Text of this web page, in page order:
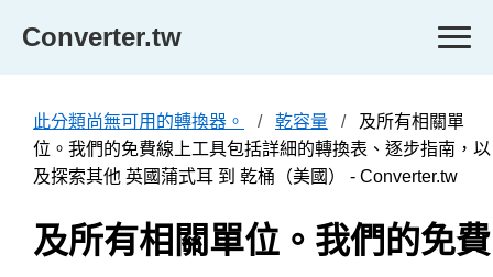
Converter.tw
此分類尚無可用的轉換器。 乾容量
及所有相關單
位。我們的免費線上工具包括詳細的轉換表、逐步指南，以
及探索其他 英國蒲式耳 到 乾桶（美國） - Converter.tw
及所有相關單位。我們的免費